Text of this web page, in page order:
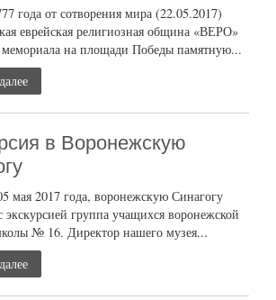
года от сотворения мира (22.05.2017)
еврейская религиозная община «ВЕРО»
мемориала на площади Победы памятную...
в Воронежскую
мая 2017 года, воронежскую Синагогу
экскурсией группа учащихся воронежской
№ 16. Директор нашего музея...